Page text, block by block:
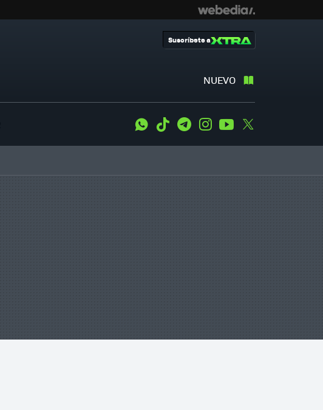
NUEVO
Suscríbete a
WhatsApp
Tiktok TelegramInstagramYoutube